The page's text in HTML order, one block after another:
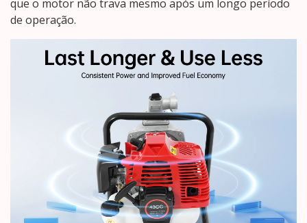
que o motor não trava mesmo após um longo período
de operação.